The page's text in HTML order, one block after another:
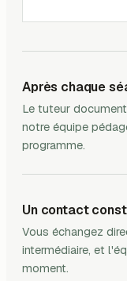
Après chaque
Le tuteur
notre équipe
programme.
Un contact
Vous échangez
intermédiaire, et
moment.